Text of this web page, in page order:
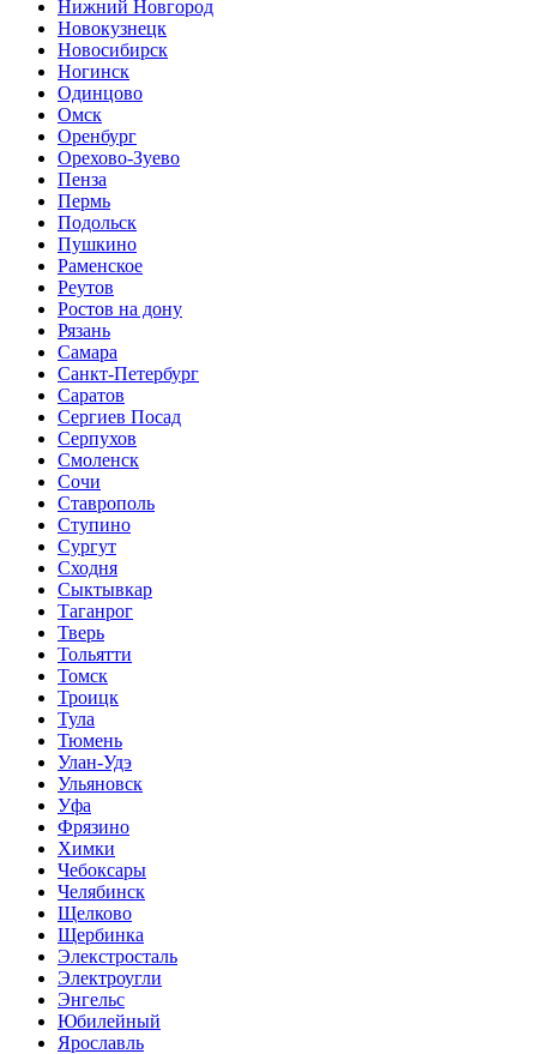
Нижний Новгород
Новокузнецк
Новосибирск
Ногинск
Одинцово
Омск
Оренбург
Орехово-Зуево
Пенза
Пермь
Подольск
Пушкино
Раменское
Реутов
Ростов на дону
Рязань
Самара
Санкт-Петербург
Саратов
Сергиев Посад
Серпухов
Смоленск
Сочи
Ставрополь
Ступино
Сургут
Сходня
Сыктывкар
Таганрог
Тверь
Тольятти
Томск
Троицк
Тула
Тюмень
Улан-Удэ
Ульяновск
Уфа
Фрязино
Химки
Чебоксары
Челябинск
Щелково
Щербинка
Элекстросталь
Электроугли
Энгельс
Юбилейный
Ярославль